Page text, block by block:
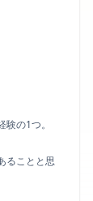
の1つ。
ることと思